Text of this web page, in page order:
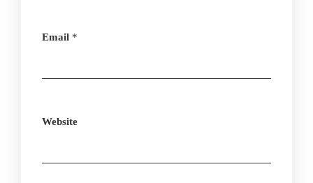
Email *
Website